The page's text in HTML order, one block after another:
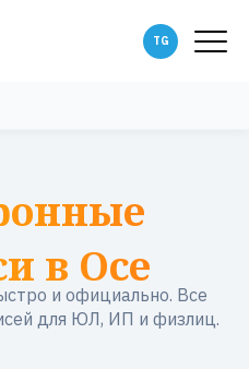
в Осе
и официально. Все
для ЮЛ, ИП и физлиц.